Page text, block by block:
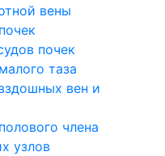
вены
почек
таза
вен и
члена
узлов